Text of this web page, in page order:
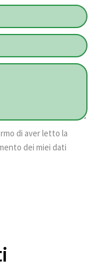
di aver letto la
dei miei dati